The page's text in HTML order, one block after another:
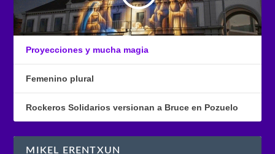
Proyecciones y mucha magia
Femenino plural
Rockeros Solidarios versionan a Bruce en Pozuelo
MIKEL ERENTXUN